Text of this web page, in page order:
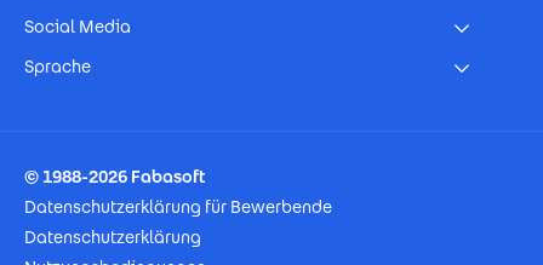
Social Media
Sprache
© 1988-2026 Fabasoft
Datenschutzerklärung für Bewerbende
Datenschutzerklärung